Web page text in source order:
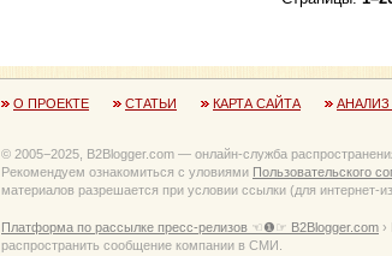
О ПРОЕКТЕ СТАТЬИ КАРТА САЙТА
© 2005−2025, B2Blogger.com — онлайн-служба
Рекомендуем ознакомиться с уловиями Пользовательского
материалов разрешается при условии ссылки (для интернет-
Платформа по рассылке пресс-релизов ☜❶☞ B2Blogger.com ›
распространить сообщение компании в СМИ.